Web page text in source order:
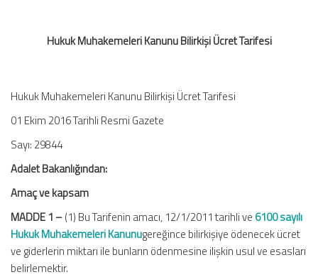
Hukuk Muhakemeleri Kanunu Bilirkişi Ücret Tarifesi
Hukuk Muhakemeleri Kanunu Bilirkişi Ücret Tarifesi
01 Ekim 2016 Tarihli Resmi Gazete
Sayı: 29844
Adalet Bakanlığından:
Amaç ve kapsam
MADDE 1 –(1) Bu Tarifenin amacı, 12/1/2011 tarihli ve 6100 sayılı
Hukuk Muhakemeleri Kanunugereğince bilirkişiye ödenecek ücret
ve giderlerin miktarı ile bunların ödenmesine ilişkin usul ve esasları
belirlemektir.